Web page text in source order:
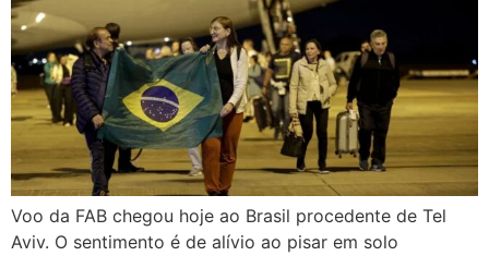
Voo da FAB chegou hoje ao Brasil procedente de Tel
Aviv. O sentimento é de alívio ao pisar em solo